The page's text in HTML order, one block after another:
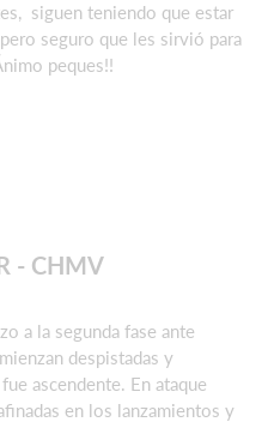
siguen teniendo que estar
seguro que les sirvió para
peques!!
- CHMV
a la segunda fase ante
despistadas y
ascendente. En ataque
en los lanzamientos y